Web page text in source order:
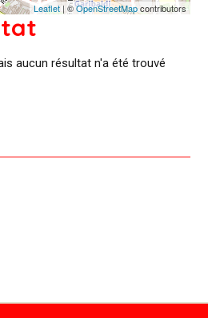
Leaflet| ©OpenStreetMapcontributors
aucun résultat n'a été trouvé